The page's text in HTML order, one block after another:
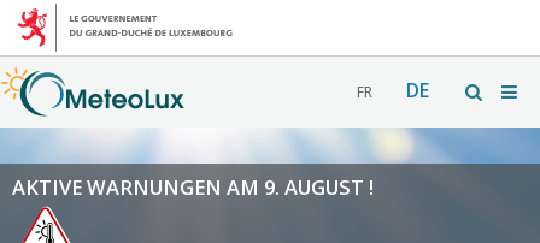
FR DE
AKTIVE WARNUNGEN AM 9. AUGUST !